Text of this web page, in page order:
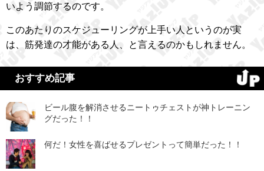
いよう調節するのです。
このあたりのスケジューリングが上手い人というのが実
は、筋発達の才能がある人、と言えるのかもしれません。
おすすめ記事
ビール腹を解消させるニートゥチェストが神トレーニン
グだった！！
何だ！女性を喜ばせるプレゼントって簡単だった！！